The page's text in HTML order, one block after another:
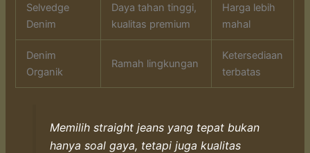
Selvedge
Denim
Daya tahan tinggi,
kualitas premium
Harga lebih
mahal
Denim
Organik
Ramah lingkungan
Ketersediaan
terbatas
Memilih straight jeans yang tepat bukan
hanya soal gaya, tetapi juga kualitas